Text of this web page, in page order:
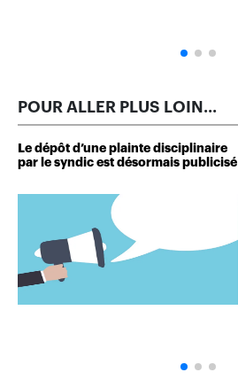
POUR ALLER PLUS LOIN...
Le dépôt d’une plainte disciplinaire
par le syndic est désormais publicisé